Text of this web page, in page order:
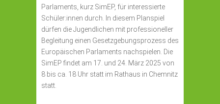
Parlaments, kurz SimEP, für interessierte
Schüler:innen durch. In diesem Planspiel
dürfen die Jugendlichen mit professioneller
Begleitung einen Gesetzgebungsprozess des
Europäischen Parlaments nachspielen. Die
SimEP findet am 17. und 24. März 2025 von
8 bis ca. 18 Uhr statt im Rathaus in Chemnitz
statt.